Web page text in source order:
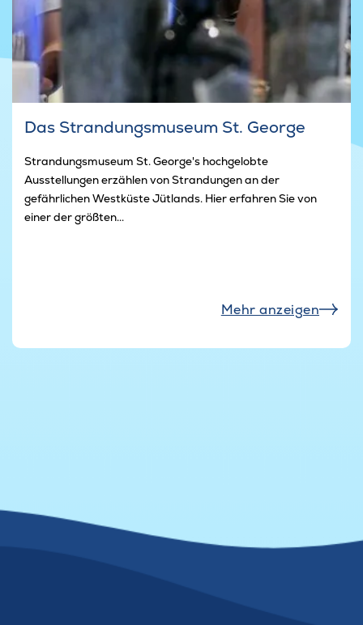
Das Strandungsmuseum St. George
Strandungsmuseum St. George's hochgelobte
Ausstellungen erzählen von Strandungen an der
gefährlichen Westküste Jütlands. Hier erfahren Sie von
einer der größten...
Mehr anzeigen